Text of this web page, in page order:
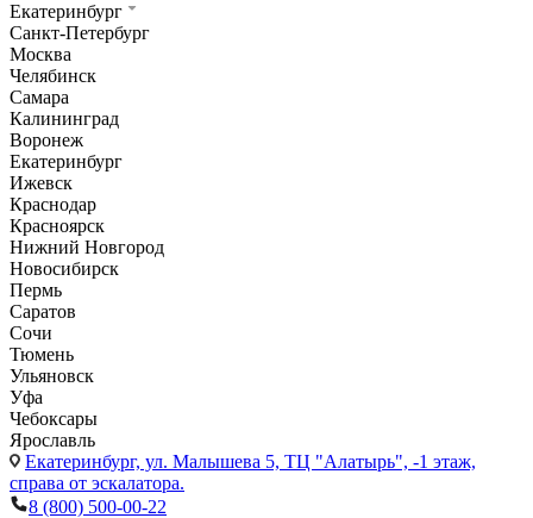
Екатеринбург
Санкт-Петербург
Москва
Челябинск
Самара
Калининград
Воронеж
Екатеринбург
Ижевск
Краснодар
Красноярск
Нижний Новгород
Новосибирск
Пермь
Саратов
Сочи
Тюмень
Ульяновск
Уфа
Чебоксары
Ярославль
Екатеринбург, ул. Малышева 5, ТЦ "Алатырь", -1 этаж,
справа от эскалатора.
8 (800) 500-00-22